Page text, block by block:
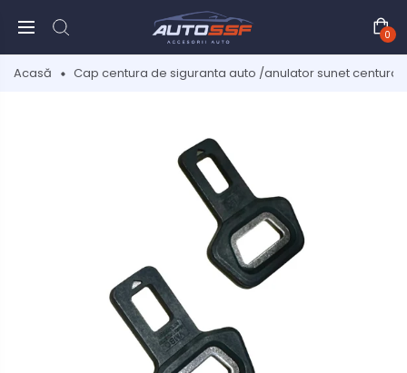
0
Acasă Cap centura de siguranta auto /anulator sunet centura,